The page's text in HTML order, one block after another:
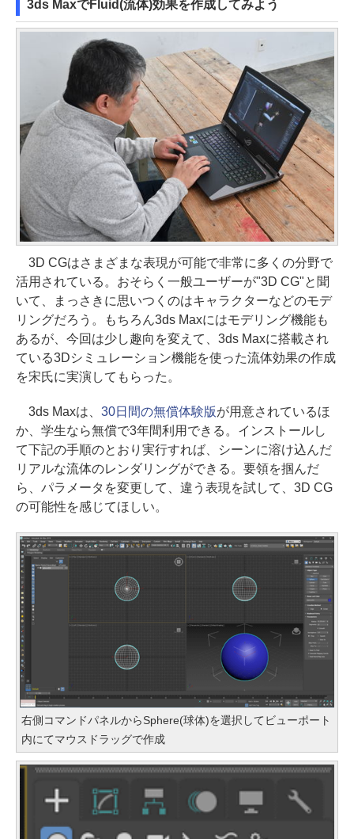
3ds MaxでFluid(流体)効果を作成してみよう
3D CGはさまざまな表現が可能で非常に多くの分野で
活用されている。おそらく一般ユーザーが"3D CG"と聞
いて、まっさきに思いつくのはキャラクターなどのモデ
リングだろう。もちろん3ds Maxにはモデリング機能も
あるが、今回は少し趣向を変えて、3ds Maxに搭載され
ている3Dシミュレーション機能を使った流体効果の作成
を宋氏に実演してもらった。
3ds Maxは、 30日間の無償体験版が用意されているほ
か、学生なら無償で3年間利用できる。インストールし
て下記の手順のとおり実行すれば、シーンに溶け込んだ
リアルな流体のレンダリングができる。要領を掴んだ
ら、パラメータを変更して、違う表現を試して、3D CG
の可能性を感じてほしい。
右側コマンドパネルからSphere(球体)を選択してビューポート
内にてマウスドラッグで作成